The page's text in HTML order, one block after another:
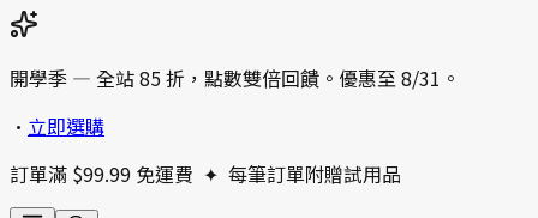
開學季 — 全站 85 折，點數雙倍回饋。優惠至 8/31。
• 立即選購
訂單滿 $99.99 免運費 ✦ 每筆訂單附贈試用品